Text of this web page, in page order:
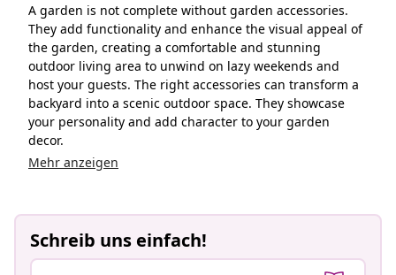
A garden is not complete without garden accessories.
They add functionality and enhance the visual appeal of
the garden, creating a comfortable and stunning
outdoor living area to unwind on lazy weekends and
host your guests. The right accessories can transform a
backyard into a scenic outdoor space. They showcase
your personality and add character to your garden
decor.
Mehr anzeigen
Schreib uns einfach!